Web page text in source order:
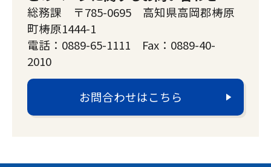
総務課 〒785-0695 高知県高岡郡梼原
町梼原1444-1
電話：0889-65-1111 Fax：0889-40-
2010
お問合わせはこちら